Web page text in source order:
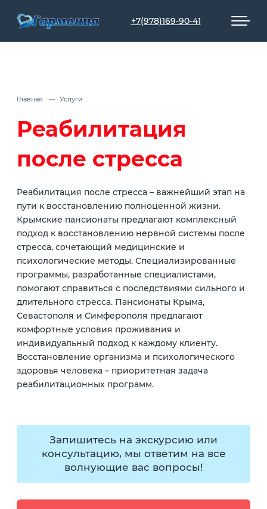
+7(978)169-90-41
Главная Услуги
Реабилитация
после стресса
Реабилитация после стресса – важнейший этап на
пути к восстановлению полноценной жизни.
Крымские пансионаты предлагают комплексный
подход к восстановлению нервной системы после
стресса, сочетающий медицинские и
психологические методы. Специализированные
программы, разработанные специалистами,
помогают справиться с последствиями сильного и
длительного стресса. Пансионаты Крыма,
Севастополя и Симферополя предлагают
комфортные условия проживания и
индивидуальный подход к каждому клиенту.
Восстановление организма и психологического
здоровья человека – приоритетная задача
реабилитационных программ.
Запишитесь на экскурсию или
консультацию, мы ответим на все
волнующие вас вопросы!